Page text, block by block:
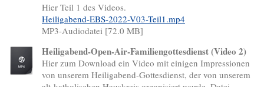
Hier Teil 1 des Videos.
Heiligabend-EBS-2022-V03-Teil1.mp4
MP3-Audiodatei [72.0 MB]
Heiligabend-Open-Air-Familiengottesdienst (Video 2)
Hier zum Download ein Video mit einigen Impressionen
von unserem Heiligabend-Gottesdienst, der von unserem